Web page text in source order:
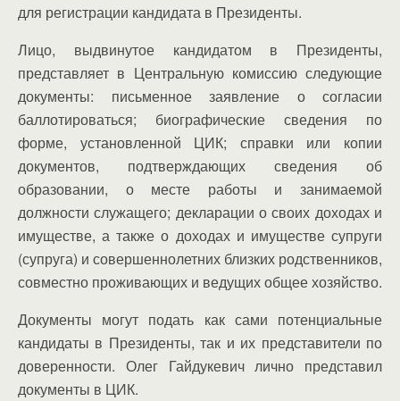
для регистрации кандидата в Президенты.
Лицо, выдвинутое кандидатом в Президенты,
представляет в Центральную комиссию следующие
документы: письменное заявление о согласии
баллотироваться; биографические сведения по
форме, установленной ЦИК; справки или копии
документов, подтверждающих сведения об
образовании, о месте работы и занимаемой
должности служащего; декларации о своих доходах и
имуществе, а также о доходах и имуществе супруги
(супруга) и совершеннолетних близких родственников,
совместно проживающих и ведущих общее хозяйство.
Документы могут подать как сами потенциальные
кандидаты в Президенты, так и их представители по
доверенности. Олег Гайдукевич лично представил
документы в ЦИК.